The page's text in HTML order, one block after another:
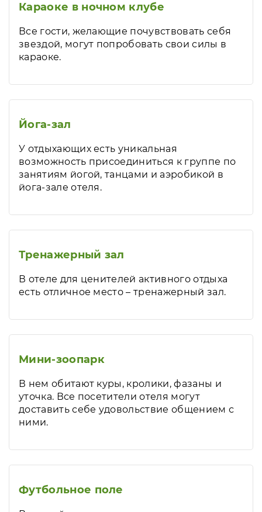
Караоке в ночном клубе
Все гости, желающие почувствовать себя
звездой, могут попробовать свои силы в
караоке.
Йога-зал
У отдыхающих есть уникальная
возможность присоединиться к группе по
занятиям йогой, танцами и аэробикой в
йога-зале отеля.
Тренажерный зал
В отеле для ценителей активного отдыха
есть отличное место – тренажерный зал.
Мини-зоопарк
В нем обитают куры, кролики, фазаны и
уточка. Все посетители отеля могут
доставить себе удовольствие общением с
ними.
Футбольное поле